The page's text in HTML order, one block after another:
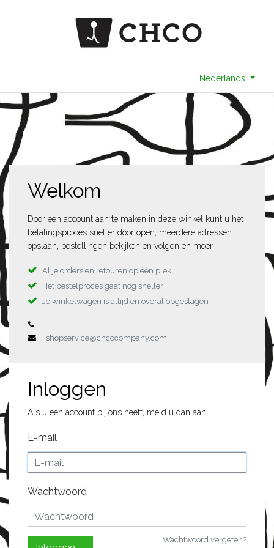
Nederlands
Welkom
Door een account aan te maken in deze winkel kunt u het
betalingsproces sneller doorlopen, meerdere adressen
opslaan, bestellingen bekijken en volgen en meer.
Al je orders en retouren op één plek
Het bestelproces gaat nog sneller
Je winkelwagen is altijd en overal opgeslagen
shopservice@chcocompany.com
Inloggen
Als u een account bij ons heeft, meld u dan aan.
E-mail
Wachtwoord
Wachtwoord vergeten?